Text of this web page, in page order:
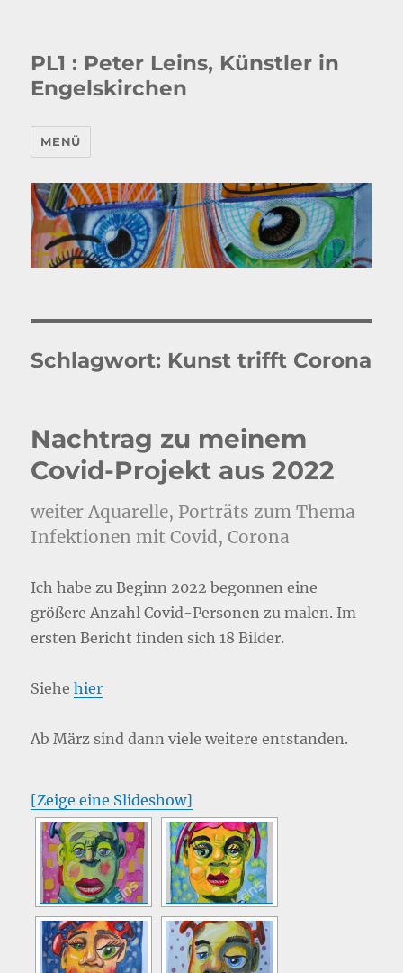
PL1 : Peter Leins, Künstler in
Engelskirchen
MENÜ
Schlagwort: Kunst trifft Corona
Nachtrag zu meinem
Covid-Projekt aus 2022
weiter Aquarelle, Porträts zum Thema
Infektionen mit Covid, Corona
Ich habe zu Beginn 2022 begonnen eine
größere Anzahl Covid-Personen zu malen. Im
ersten Bericht finden sich 18 Bilder.
Siehehier
Ab März sind dann viele weitere entstanden.
[Zeige eine Slideshow]